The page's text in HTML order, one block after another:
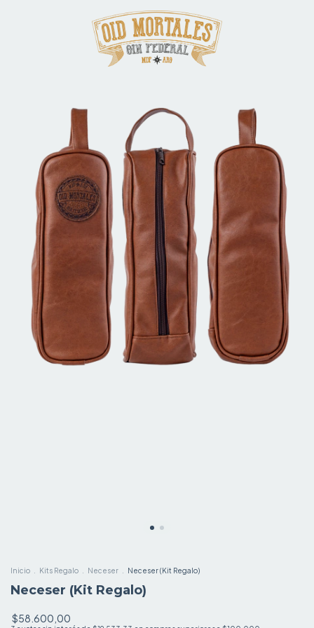
Inicio Kits Regalo Neceser Neceser (Kit Regalo)
Neceser (Kit Regalo)
$58.600,00